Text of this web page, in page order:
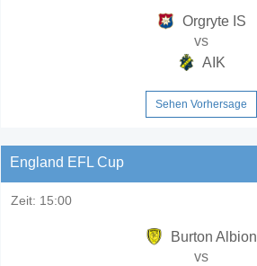
Orgryte IS
vs
AIK
Sehen Vorhersage
England EFL Cup
Zeit: 15:00
Burton Albion
vs